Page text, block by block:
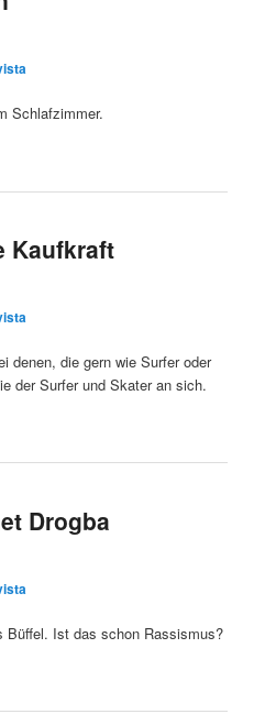
Schlafzimmer.
Kaufkraft
denen, die gern wie Surfer oder
der Surfer und Skater an sich.
Drogba
Büffel. Ist das schon Rassismus?